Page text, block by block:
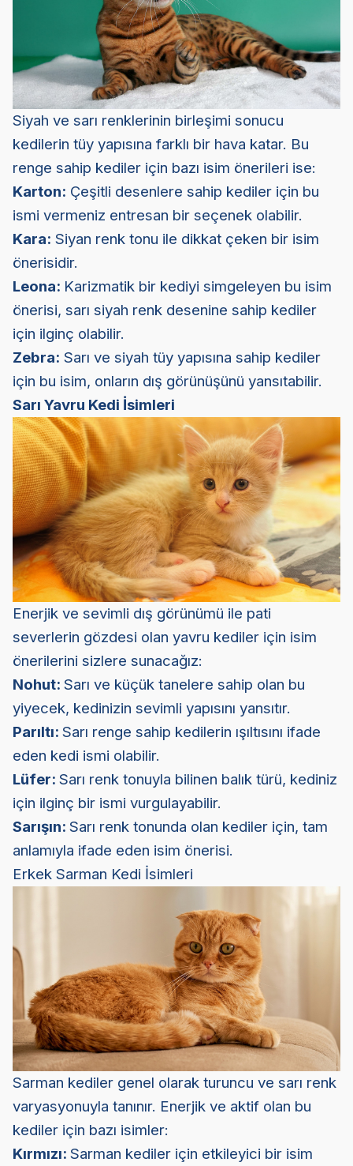
Siyah ve sarı renklerinin birleşimi sonucu
kedilerin tüy yapısına farklı bir hava katar. Bu
renge sahip kediler için bazı isim önerileri ise:
Karton: Çeşitli desenlere sahip kediler için bu
ismi vermeniz entresan bir seçenek olabilir.
Kara: Siyan renk tonu ile dikkat çeken bir isim
önerisidir.
Leona: Karizmatik bir kediyi simgeleyen bu isim
önerisi, sarı siyah renk desenine sahip kediler
için ilginç olabilir.
Zebra: Sarı ve siyah tüy yapısına sahip kediler
için bu isim, onların dış görünüşünü yansıtabilir.
Sarı Yavru Kedi İsimleri
Enerjik ve sevimli dış görünümü ile pati
severlerin gözdesi olan yavru kediler için isim
önerilerini sizlere sunacağız:
Nohut: Sarı ve küçük tanelere sahip olan bu
yiyecek, kedinizin sevimli yapısını yansıtır.
Parıltı: Sarı renge sahip kedilerin ışıltısını ifade
eden kedi ismi olabilir.
Lüfer: Sarı renk tonuyla bilinen balık türü, kediniz
için ilginç bir ismi vurgulayabilir.
Sarışın: Sarı renk tonunda olan kediler için, tam
anlamıyla ifade eden isim önerisi.
Erkek Sarman Kedi İsimleri
Sarman kediler genel olarak turuncu ve sarı renk
varyasyonuyla tanınır. Enerjik ve aktif olan bu
kediler için bazı isimler:
Kırmızı: Sarman kediler için etkileyici bir isim